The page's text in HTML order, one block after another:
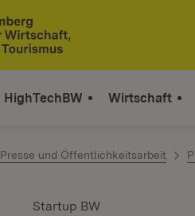
HighTechBW Wirtschaft
Presse und Öffentlichkeitsarbeit
Startup BW